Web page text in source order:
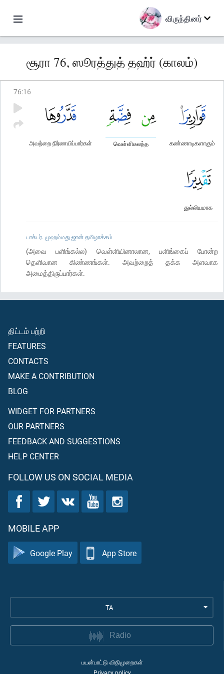
விருந்தினர்
சூரா 76, ஸூரத்துத் தஹ்ர் (காலம்)
76:16
கண்ணாடிகளாகும்
வெள்ளிகலந்த
அவற்றை நிர்ணயிப்பார்கள்
துல்லியமாக
டாக்டர். முஹம்மது ஜான் தமிழாக்கம்
(அவை பளிங்கல்ல) வெள்ளியினாலான, பளிங்கைப் போன்ற
தெளிவான கிண்ணங்கள். அவற்றைத் தக்க அளவாக
அமைத்திருப்பார்கள்.
திட்டம் பற்றி
FEATURES
CONTACTS
MAKE A CONTRIBUTION
BLOG
WIDGET FOR PARTNERS
OUR PARTNERS
FEEDBACK AND SUGGESTIONS
HELP CENTER
FOLLOW US ON SOCIAL MEDIA
MOBILE APP
Google Play App Store
TA
Radio
பயன்பாட்டு விதிமுறைகள்